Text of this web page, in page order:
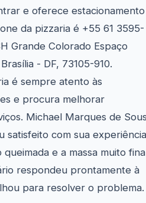
e oferece estacionamento
da pizzaria é +55 61 3595-
Grande Colorado Espaço
- DF, 73105-910.
é sempre atento às
e procura melhorar
Michael Marques de
satisfeito com sua
e a massa muito
respondeu prontamente à
para resolver o problema.